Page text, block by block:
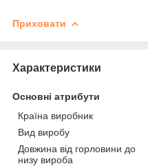
Приховати
Характеристики
Основні атрибути
Країна виробник
Вид виробу
Довжина від горловини до
низу вироба